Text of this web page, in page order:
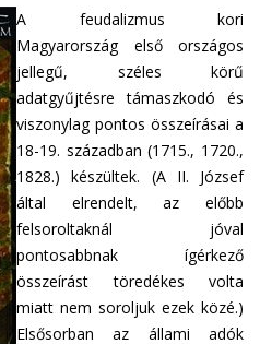
A feudalizmus kori
Magyarország első országos
jellegű, széles körű
adatgyűjtésre támaszkodó és
viszonylag pontos összeírásai a
18-19. században (1715., 1720.,
1828.) készültek. (A II. József
által elrendelt, az előbb
felsoroltaknál jóval
pontosabbnak ígérkező
összeírást töredékes volta
miatt nem soroljuk ezek közé.)
Elsősorban az állami adók